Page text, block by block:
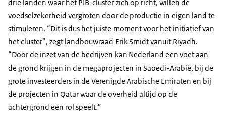
drie landen waar het PIB-cluster zich op richt, willen de
voedselzekerheid vergroten door de productie in eigen land te
stimuleren. “Dit is dus het juiste moment voor het initiatief van
het cluster”, zegt landbouwraad Erik Smidt vanuit Riyadh.
“Door de inzet van de bedrijven kan Nederland een voet aan
de grond krijgen in de megaprojecten in Saoedi-Arabië, bij de
grote investeerders in de Verenigde Arabische Emiraten en bij
de projecten in Qatar waar de overheid altijd op de
achtergrond een rol speelt.”